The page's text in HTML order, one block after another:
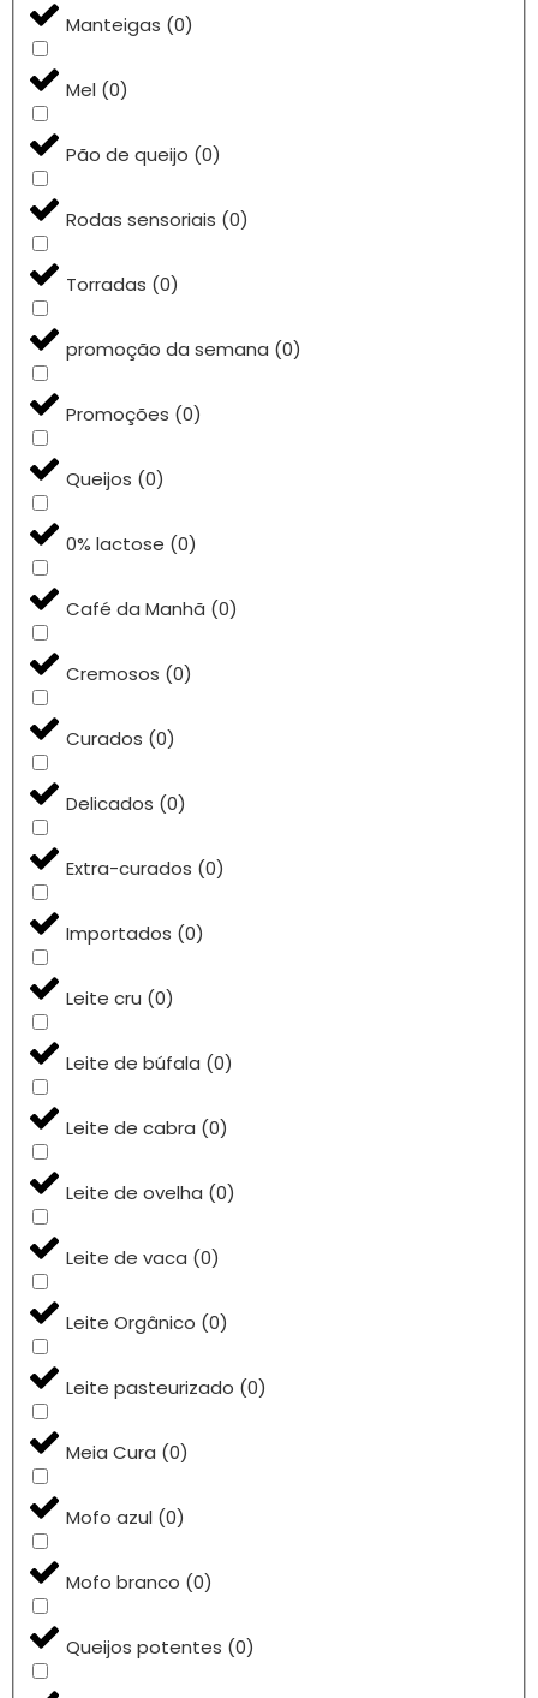
Manteigas (0)
Mel (0)
Pão de queijo (0)
Rodas sensoriais (0)
Torradas (0)
promoção da semana (0)
Promoções (0)
Queijos (0)
0% lactose (0)
Café da Manhã (0)
Cremosos (0)
Curados (0)
Delicados (0)
Extra-curados (0)
Importados (0)
Leite cru (0)
Leite de búfala (0)
Leite de cabra (0)
Leite de ovelha (0)
Leite de vaca (0)
Leite Orgânico (0)
Leite pasteurizado (0)
Meia Cura (0)
Mofo azul (0)
Mofo branco (0)
Queijos potentes (0)